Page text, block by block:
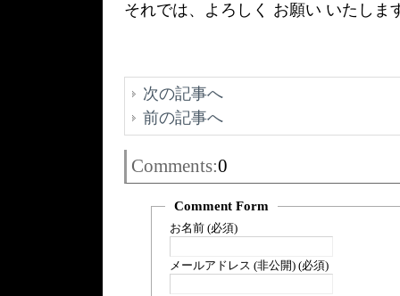
それでは、よろしく お願い いたしま
次の記事へ
前の記事へ
Comments:0
Comment Form
お名前 (必須)
メールアドレス (非公開) (必須)